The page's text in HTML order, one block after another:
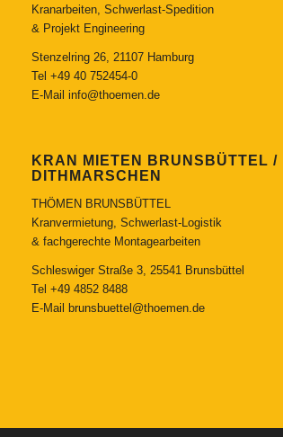
Kranarbeiten, Schwerlast-Spedition
& Projekt Engineering
Stenzelring 26, 21107 Hamburg
Tel +49 40 752454-0
E-Mail info@thoemen.de
KRAN MIETEN BRUNSBÜTTEL /
DITHMARSCHEN
THÖMEN BRUNSBÜTTEL
Kranvermietung, Schwerlast-Logistik
& fachgerechte Montagearbeiten
Schleswiger Straße 3, 25541 Brunsbüttel
Tel +49 4852 8488
E-Mail brunsbuettel@thoemen.de